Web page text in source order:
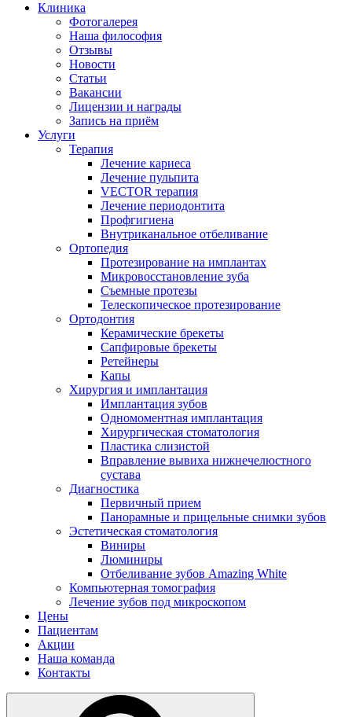
Клиника
Фотогалерея
Наша философия
Отзывы
Новости
Статьи
Вакансии
Лицензии и награды
Запись на приём
Услуги
Терапия
Лечение кариеса
Лечение пульпита
VECTOR терапия
Лечение периодонтита
Профгигиена
Внутриканальное отбеливание
Ортопедия
Протезирование на имплантах
Микровосстановление зуба
Съемные протезы
Телескопическое протезирование
Ортодонтия
Керамические брекеты
Сапфировые брекеты
Ретейнеры
Капы
Хирургия и имплантация
Имплантация зубов
Одномоментная имплантация
Хирургическая стоматология
Пластика слизистой
Вправление вывиха нижнечелюстного
сустава
Диагностика
Первичный прием
Панорамные и прицельные снимки зубов
Эстетическая стоматология
Виниры
Люминиры
Отбеливание зубов Amazing White
Компьютерная томография
Лечение зубов под микроскопом
Цены
Пациентам
Акции
Наша команда
Контакты